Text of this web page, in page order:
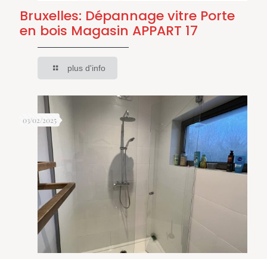
Bruxelles: Dépannage vitre Porte
en bois Magasin APPART 17
plus d'info
03/02/2025